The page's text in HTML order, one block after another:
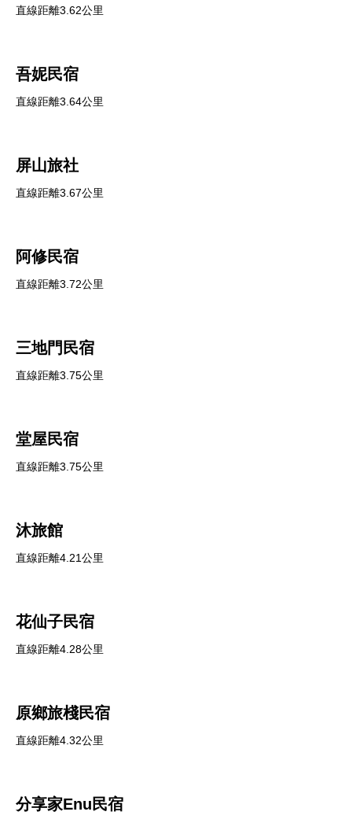
直線距離3.62公里
吾妮民宿
直線距離3.64公里
屏山旅社
直線距離3.67公里
阿修民宿
直線距離3.72公里
三地門民宿
直線距離3.75公里
堂屋民宿
直線距離3.75公里
沐旅館
直線距離4.21公里
花仙子民宿
直線距離4.28公里
原鄉旅棧民宿
直線距離4.32公里
分享家Enu民宿